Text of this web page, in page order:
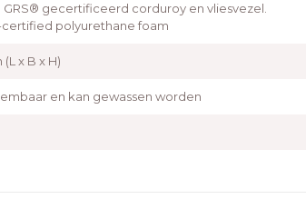
GRS® gecertificeerd corduroy en vliesvezel.
certified polyurethane foam
(L x B x H)
en kan gewassen worden